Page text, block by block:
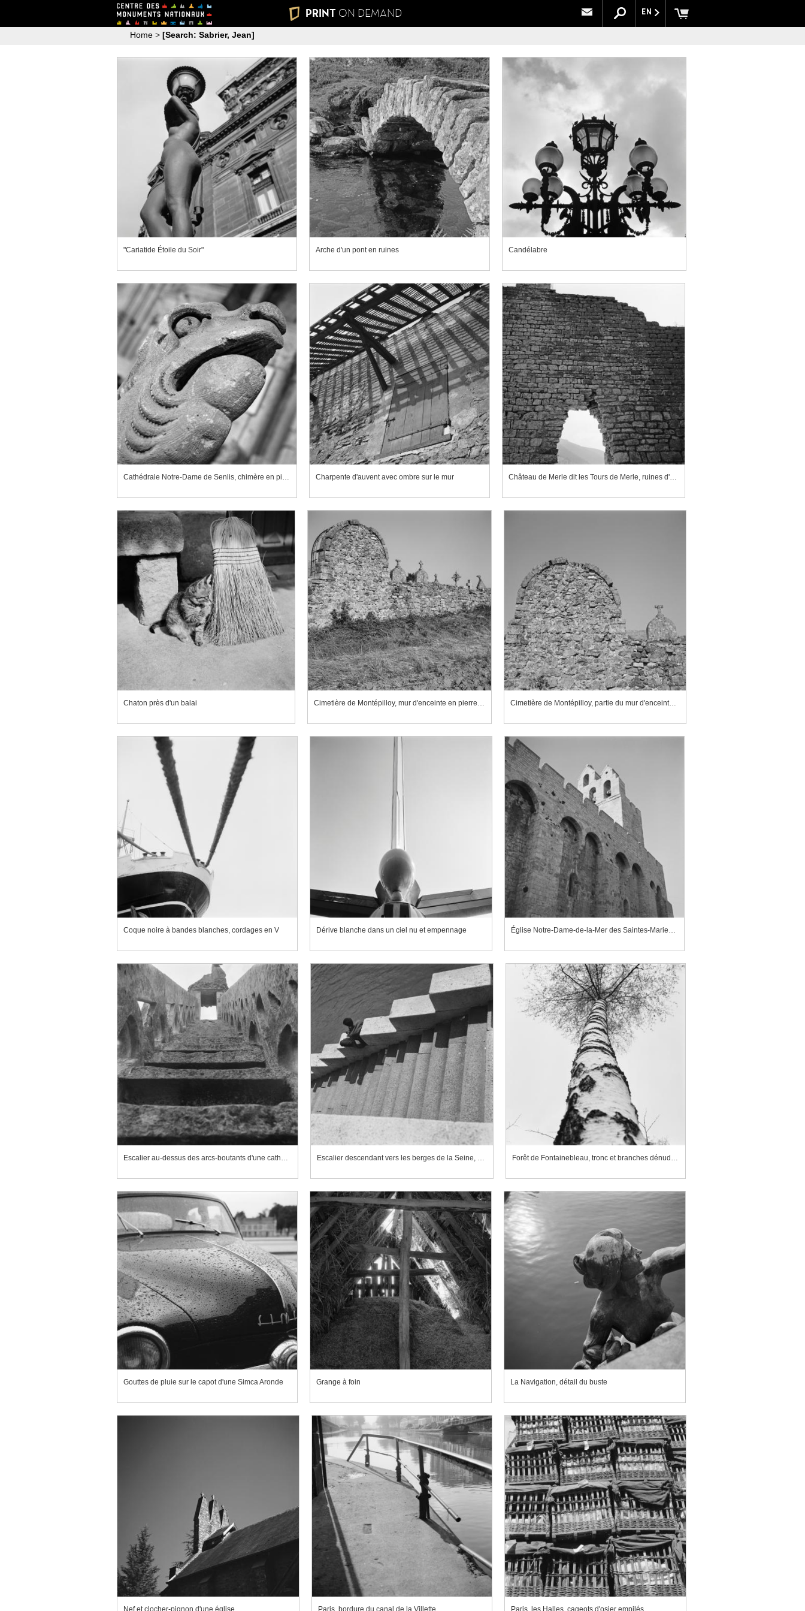
EN
PRINT ON DEMAND
Home > [Search: Sabrier, Jean]
"Cariatide Étoile du Soir" Arche d'un pont en ruines Candélabre
Cathédrale Notre-Dame de Senlis, chimère en pierre rouge Charpente d'auvent avec ombre sur le mur Château de Merle dit les Tours de Merle, ruines d'une courtine
Chaton près d'un balai Cimetière de Montépilloy, mur d'enceinte en pierres sèches Cimetière de Montépilloy, partie du mur d'enceinte en pierres sèches
Coque noire à bandes blanches, cordages en V Dérive blanche dans un ciel nu et empennage Église Notre-Dame-de-la-Mer des Saintes-Maries-de-la-Mer
Escalier au-dessus des arcs-boutants d'une cathédrale Escalier descendant vers les berges de la Seine, à Paris Forêt de Fontainebleau, tronc et branches dénudées de tremble, vue rasante
Gouttes de pluie sur le capot d'une Simca Aronde Grange à foin La Navigation, détail du buste
Nef et clocher-pignon d'une église Paris, bordure du canal de la Villette Paris, les Halles, cageots d'osier empilés